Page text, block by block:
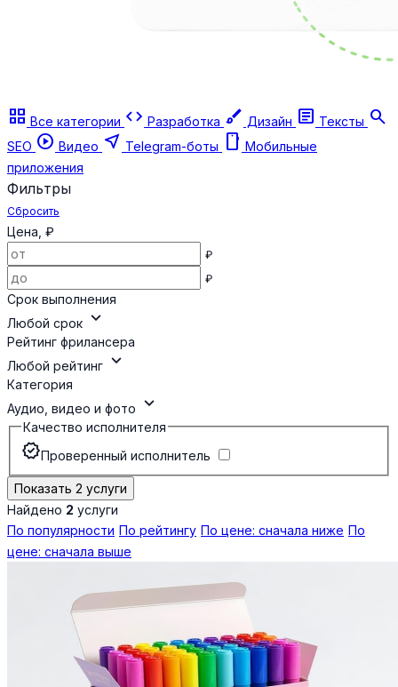
grid_view Все категории code Разработка brush Дизайн article Тексты search
SEO play_circle Видео near_me Telegram-боты smartphone Мобильные
приложения
Фильтры
Сбросить
Цена, ₽
₽
₽
Срок выполнения
Любой срок expand_more
Рейтинг фрилансера
Любой рейтинг expand_more
Категория
Аудио, видео и фото expand_more
Качество исполнителя
verifiedПроверенный исполнитель
Показать 2 услуги
Найдено 2 услуги
По популярности По рейтингу По цене: сначала ниже По
цене: сначала выше